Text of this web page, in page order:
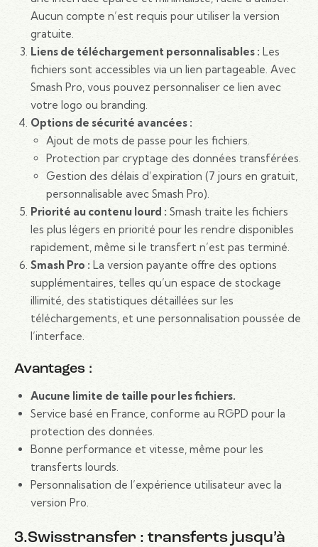
Aucun compte n’est requis pour utiliser la version
gratuite.
Liens de téléchargement personnalisables : Les
fichiers sont accessibles via un lien partageable. Avec
Smash Pro, vous pouvez personnaliser ce lien avec
votre logo ou branding.
Options de sécurité avancées :
Ajout de mots de passe pour les fichiers.
Protection par cryptage des données transférées.
Gestion des délais d’expiration (7 jours en gratuit,
personnalisable avec Smash Pro).
Priorité au contenu lourd : Smash traite les fichiers
les plus légers en priorité pour les rendre disponibles
rapidement, même si le transfert n’est pas terminé.
Smash Pro : La version payante offre des options
supplémentaires, telles qu’un espace de stockage
illimité, des statistiques détaillées sur les
téléchargements, et une personnalisation poussée de
l’interface.
Avantages :
Aucune limite de taille pour les fichiers.
Service basé en France, conforme au RGPD pour la
protection des données.
Bonne performance et vitesse, même pour les
transferts lourds.
Personnalisation de l’expérience utilisateur avec la
version Pro.
3.Swisstransfer : transferts jusqu’à